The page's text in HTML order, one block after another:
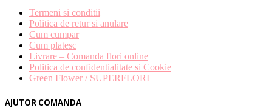
Termeni si conditii
Politica de retur si anulare
Cum cumpar
Cum platesc
Livrare – Comanda flori online
Politica de confidentialitate si Cookie
Green Flower / SUPERFLORI
AJUTOR COMANDA